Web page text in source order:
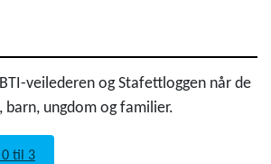
veilederen og Stafettloggen når de
barn, ungdom og familier.
0 til 3